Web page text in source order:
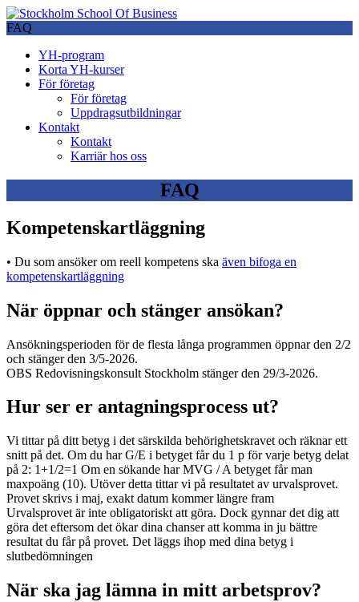
FAQ
YH-program
Korta YH-kurser
För företag
För företag
Uppdragsutbildningar
Kontakt
Kontakt
Karriär hos oss
FAQ
Kompetenskartläggning
• Du som ansöker om reell kompetens ska även bifoga en
kompetenskartläggning
När öppnar och stänger ansökan?
Ansökningsperioden för de flesta långa programmen öppnar den 2/2
och stänger den 3/5-2026.
OBS Redovisningskonsult Stockholm stänger den 29/3-2026.
Hur ser er antagningsprocess ut?
Vi tittar på ditt betyg i det särskilda behörighetskravet och räknar ett
snitt på det. Om du har G/E i betyget får du 1 p för varje betyg delat
på 2: 1+1/2=1 Om en sökande har MVG / A betyget får man
maxpoäng (10). Utöver detta tittar vi på resultatet av urvalsprovet.
Provet skrivs i maj, exakt datum kommer längre fram
Urvalsprovet är inte obligatoriskt att göra. Dock gynnar det dig att
göra det eftersom det ökar dina chanser att komma in ju bättre
resultat du får på provet. Det läggs ihop med dina betyg i
slutbedömningen
När ska jag lämna in mitt arbetsprov?